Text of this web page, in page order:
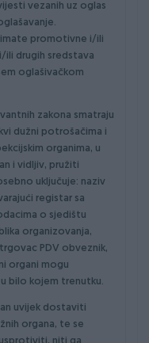
vezanih uz oglas
promotivne i/ili
ili drugih sredstava
oglašivačkom
zakona smatraju
dužni potrošačima i
organima, u
i vidljiv, pružiti
uključuje: naziv
registar sa
o sjedištu
organizovanja,
PDV obveznik,
organi mogu
bilo kojem trenutku.
uvijek dostaviti
organa, te se